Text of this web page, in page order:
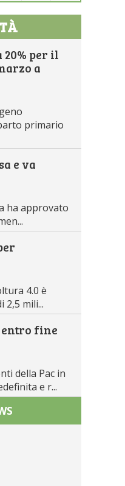
per il
a
primario
e va
ha approvato
4.0 è
mili...
entro fine
della Pac in
e r...